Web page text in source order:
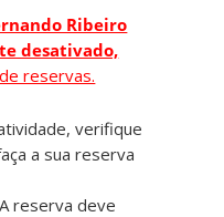
Ribeiro
desativado,
reservas.
verifique
a sua reserva
reserva deve